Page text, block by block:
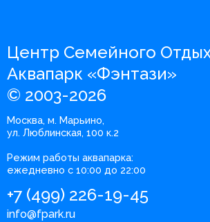
Центр Семейного
Аквапарк «Фэнтази»
© 2003-2026
Москва, м. Марьино,
ул. Люблинская, 100 к.2
Режим работы аквапарка:
ежедневно с 10:00 до 22:00
+7 (499) 226-19-45
info@fpark.ru